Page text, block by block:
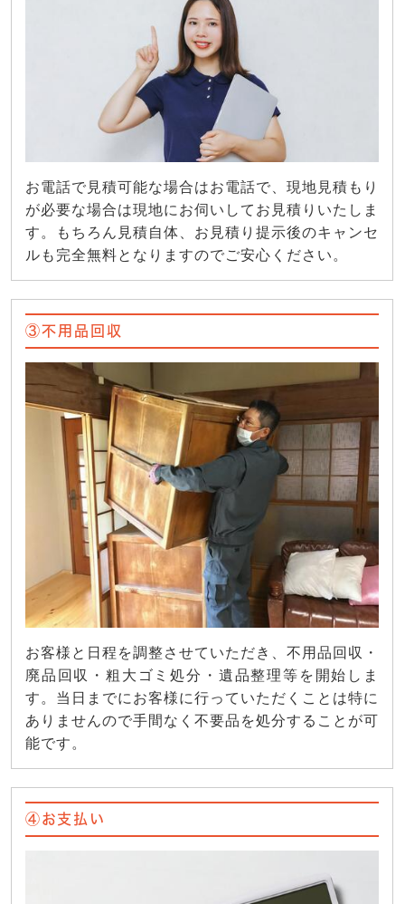
お電話で見積可能な場合はお電話で、現地見積もり
が必要な場合は現地にお伺いしてお見積りいたしま
す。もちろん見積自体、お見積り提示後のキャンセ
ルも完全無料となりますのでご安心ください。
③不用品回収
お客様と日程を調整させていただき、不用品回収・
廃品回収・粗大ゴミ処分・遺品整理等を開始しま
す。当日までにお客様に行っていただくことは特に
ありませんので手間なく不要品を処分することが可
能です。
④お支払い